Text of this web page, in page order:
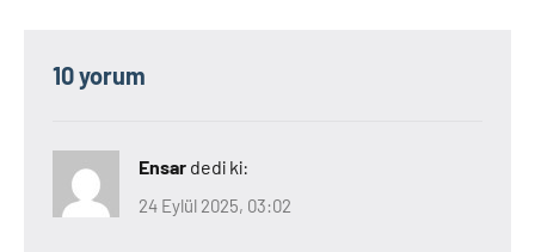
10 yorum
Ensar dedi ki:
24 Eylül 2025, 03:02